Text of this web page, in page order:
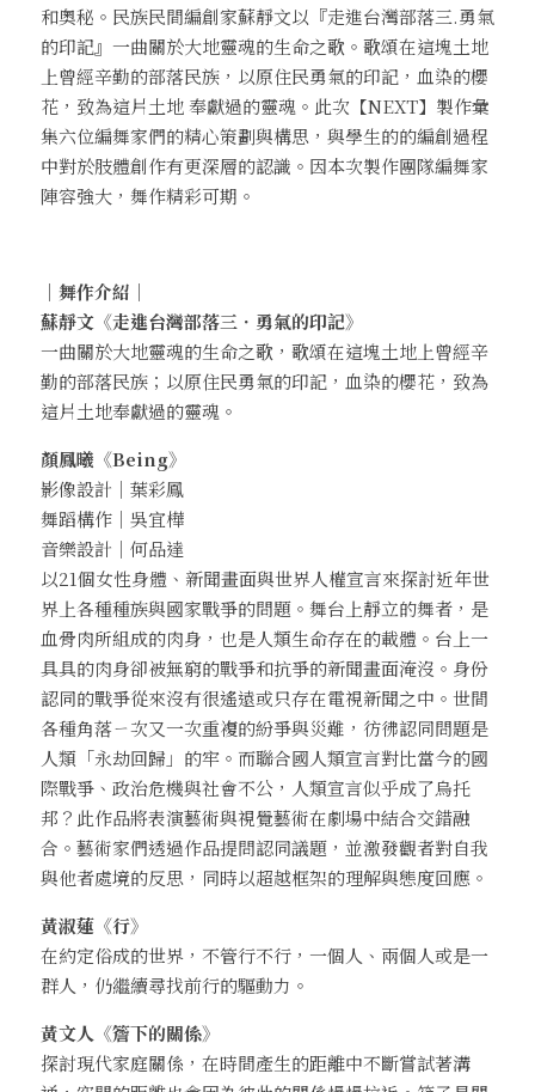
和奧秘。民族民間編創家蘇靜文以『走進台灣部落三.勇氣
的印記』一曲關於大地靈魂的生命之歌。歌頌在這塊土地
上曾經辛勤的部落民族，以原住民勇氣的印記，血染的櫻
花，致為這片土地 奉獻過的靈魂。此次【NEXT】製作彙
集六位編舞家們的精心策劃與構思，與學生的的編創過程
中對於肢體創作有更深層的認識。因本次製作團隊編舞家
陣容強大，舞作精彩可期。
｜舞作介紹｜
蘇靜文《走進台灣部落三．勇氣的印記》
一曲關於大地靈魂的生命之歌，歌頌在這塊土地上曾經辛
勤的部落民族；以原住民勇氣的印記，血染的櫻花，致為
這片土地奉獻過的靈魂。
顏鳳曦《Being》
影像設計｜葉彩鳳
舞蹈構作｜吳宜樺
音樂設計｜何品達
以21個女性身體、新聞畫面與世界人權宣言來探討近年世
界上各種種族與國家戰爭的問題。舞台上靜立的舞者，是
血骨肉所組成的肉身，也是人類生命存在的載體。台上一
具具的肉身卻被無窮的戰爭和抗爭的新聞畫面淹沒。身份
認同的戰爭從來沒有很遙遠或只存在電視新聞之中。世間
各種角落ㄧ次又一次重複的紛爭與災難，彷彿認同問題是
人類「永劫回歸」的牢。而聯合國人類宣言對比當今的國
際戰爭、政治危機與社會不公，人類宣言似乎成了烏托
邦？此作品將表演藝術與視覺藝術在劇場中結合交錯融
合。藝術家們透過作品提問認同議題，並激發觀者對自我
與他者處境的反思，同時以超越框架的理解與態度回應。
黃淑蓮 《行》
在約定俗成的世界，不管行不行，一個人、兩個人或是一
群人，仍繼續尋找前行的驅動力。
黃文人 《簷下的關係》
探討現代家庭關係，在時間產生的距離中不斷嘗試著溝